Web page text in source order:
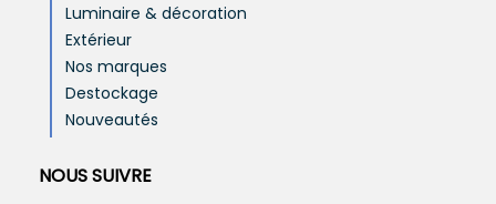
Luminaire & décoration
Extérieur
Nos marques
Destockage
Nouveautés
NOUS SUIVRE